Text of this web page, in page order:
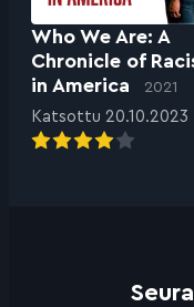
Who We Are: A
Chronicle of
in America
2021
Katsottu 20.10.2023